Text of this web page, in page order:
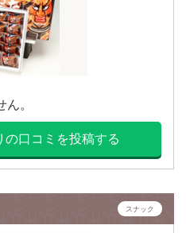
。
の口コミを投稿する
スナック